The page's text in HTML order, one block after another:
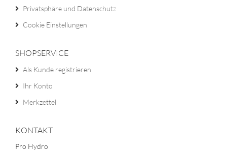
Privatsphäre und Datenschutz
Cookie Einstellungen
SHOPSERVICE
Als Kunde registrieren
Ihr Konto
Merkzettel
KONTAKT
Pro Hydro